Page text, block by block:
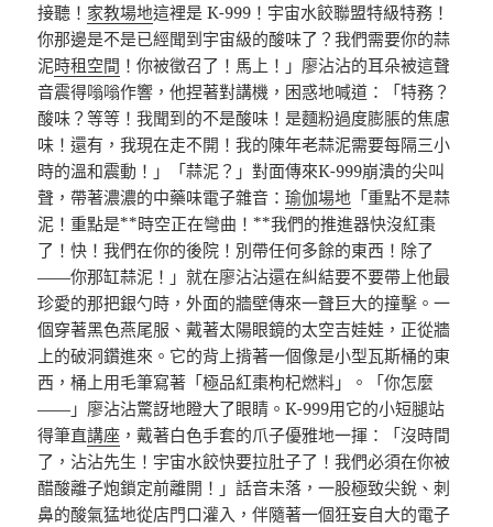
接聽！ 家教場地這裡是 K-999！宇宙水餃聯盟特級特務！
你那邊是不是已經聞到宇宙級的酸味了？我們需要你的蒜
泥時租空間 ！你被徵召了！馬上！」廖沾沾的耳朵被這聲
音震得嗡嗡作響，他捏著對講機，困惑地喊道：「特務？
酸味？等等！我聞到的不是酸味！是麵粉過度膨脹的焦慮
味！還有，我現在走不開！我的陳年老蒜泥需要每隔三小
時的溫和震動！」「蒜泥？」對面傳來K-999崩潰的尖叫
聲，帶著濃濃的中藥味電子雜音：瑜伽場地 「重點不是蒜
泥！重點是**時空正在彎曲！**我們的推進器快沒紅棗
了！快！我們在你的後院！別帶任何多餘的東西！除了
——你那缸蒜泥！」就在廖沾沾還在糾結要不要帶上他最
珍愛的那把銀勺時，外面的牆壁傳來一聲巨大的撞擊。一
個穿著黑色燕尾服、戴著太陽眼鏡的太空吉娃娃，正從牆
上的破洞鑽進來。它的背上揹著一個像是小型瓦斯桶的東
西，桶上用毛筆寫著「極品紅棗枸杞燃料」。「你怎麼
——」廖沾沾驚訝地瞪大了眼睛。K-999用它的小短腿站
得筆直講座 ，戴著白色手套的爪子優雅地一揮：「沒時間
了，沾沾先生！宇宙水餃快要拉肚子了！我們必須在你被
醋酸離子炮鎖定前離開！」話音未落，一股極致尖銳、刺
鼻的酸氣猛地從店門口灌入，伴隨著一個狂妄自大的電子